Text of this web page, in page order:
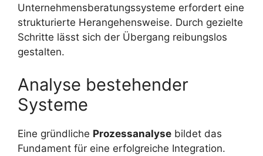
Unternehmensberatungssysteme erfordert eine
strukturierte Herangehensweise. Durch gezielte
Schritte lässt sich der Übergang reibungslos
gestalten.
Analyse bestehender
Systeme
Eine gründliche Prozessanalyse bildet das
Fundament für eine erfolgreiche Integration.